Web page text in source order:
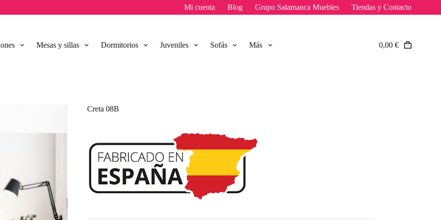
Mi cuenta Blog Grupo Salamanca Muebles Tiendas y Contacto
Mesas y sillas Dormitorios Juveniles Sofás Más
Carro
0,00 €
Creta 08B